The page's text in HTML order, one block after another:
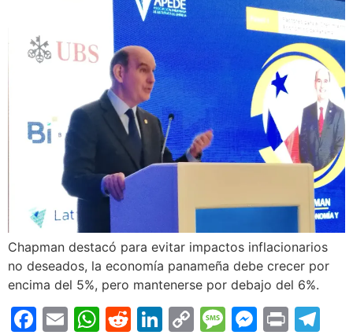
Chapman destacó para evitar impactos inflacionarios
no deseados, la economía panameña debe crecer por
encima del 5%, pero mantenerse por debajo del 6%.
Facebook
EmailWhatsApp
Reddit
LinkedIn
CopyMessage
Print